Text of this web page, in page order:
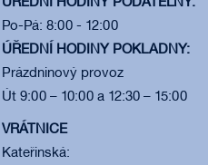
ÚŘEDNÍ HODINY PODATELNY:
Po-Pá: 8:00 - 12:00
ÚŘEDNÍ HODINY POKLADNY:
Prázdninový provoz
Út 9:00 – 10:00 a 12:30 – 15:00
VRÁTNICE
Kateřinská: